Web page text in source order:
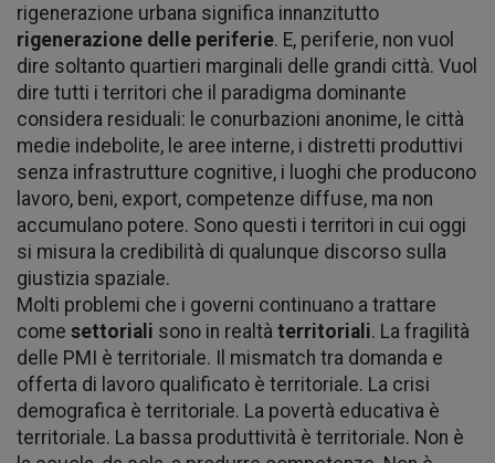
rigenerazione urbana significa innanzitutto
rigenerazione delle periferie. E, periferie, non vuol
dire soltanto quartieri marginali delle grandi città. Vuol
dire tutti i territori che il paradigma dominante
considera residuali: le conurbazioni anonime, le città
medie indebolite, le aree interne, i distretti produttivi
senza infrastrutture cognitive, i luoghi che producono
lavoro, beni, export, competenze diffuse, ma non
accumulano potere. Sono questi i territori in cui oggi
si misura la credibilità di qualunque discorso sulla
giustizia spaziale.
Molti problemi che i governi continuano a trattare
come settoriali sono in realtà territoriali. La fragilità
delle PMI è territoriale. Il mismatch tra domanda e
offerta di lavoro qualificato è territoriale. La crisi
demografica è territoriale. La povertà educativa è
territoriale. La bassa produttività è territoriale. Non è